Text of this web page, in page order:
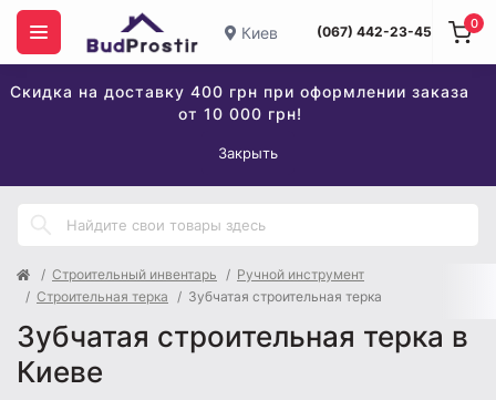
Киев (067) 442-23-45
Скидка на доставку 400 грн при оформлении заказа
от 10 000 грн!
Закрыть
0
Строительный инвентарь
Ручной инструмент
Строительная терка
Зубчатая строительная терка
Зубчатая строительная терка в
Киеве